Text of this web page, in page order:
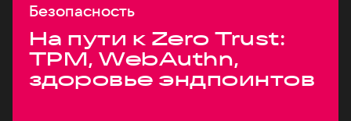
Безопасность
На пути к Zero Trust:
TPM, WebAuthn,
здоровье эндпоинтов